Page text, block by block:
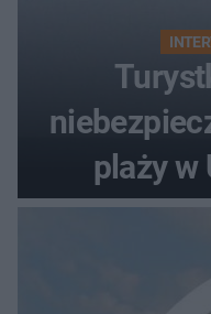
plaży w
musiała